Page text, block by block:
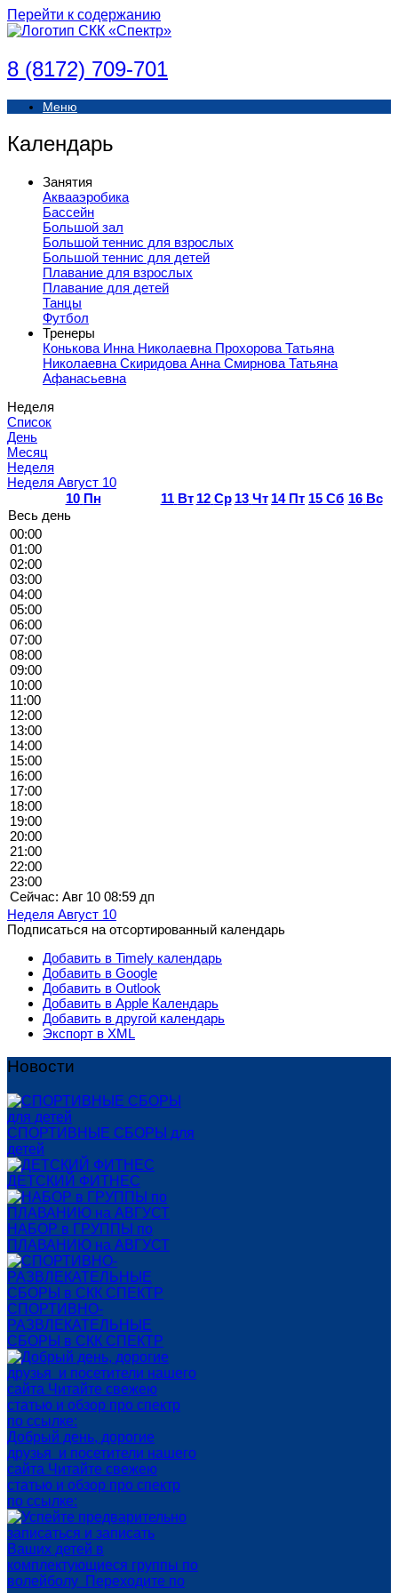
Перейти к содержанию
8 (8172) 709-701
Меню
Календарь
Занятия
Аквааэробика
Бассейн
Большой зал
Большой теннис для взрослых
Большой теннис для детей
Плавание для взрослых
Плавание для детей
Танцы
Футбол
Тренеры
Конькова Инна Николаевна Прохорова Татьяна
Николаевна Скиридова Анна Смирнова Татьяна
Афанасьевна
Неделя
Список
День
Месяц
Неделя
Неделя Август 10
10 Пн 11 Вт 12 Ср 13 Чт 14 Пт 15 Сб 16 Вс
Весь день
00:00
01:00
02:00
03:00
04:00
05:00
06:00
07:00
08:00
09:00
10:00
11:00
12:00
13:00
14:00
15:00
16:00
17:00
18:00
19:00
20:00
21:00
22:00
23:00
Сейчас: Авг 10 08:59 дп
Неделя Август 10
Подписаться на отсортированный календарь
Добавить в Timely календарь
Добавить в Google
Добавить в Outlook
Добавить в Apple Календарь
Добавить в другой календарь
Экспорт в XML
Новости
СПОРТИВНЫЕ СБОРЫ для
детей
ДЕТСКИЙ ФИТНЕС
НАБОР в ГРУППЫ по
ПЛАВАНИЮ на АВГУСТ
СПОРТИВНО-
РАЗВЛЕКАТЕЛЬНЫЕ
СБОРЫ в СКК СПЕКТР
Добрый день, дорогие
друзья и посетители нашего
сайта Читайте свежею
статью и обзор про спектр
по ссылке: